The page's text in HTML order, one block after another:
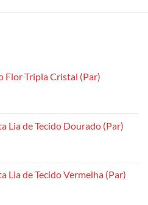
página
na
Flor Tripla Cristal (Par)
Lia de Tecido Dourado (Par)
Lia de Tecido Vermelha (Par)